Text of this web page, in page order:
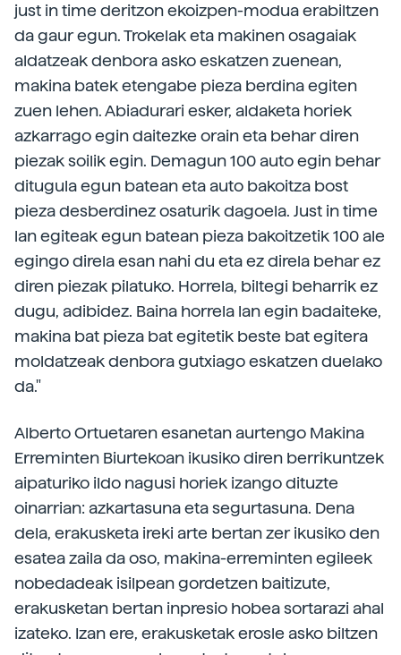
just in time deritzon ekoizpen-modua erabiltzen
da gaur egun. Trokelak eta makinen osagaiak
aldatzeak denbora asko eskatzen zuenean,
makina batek etengabe pieza berdina egiten
zuen lehen. Abiadurari esker, aldaketa horiek
azkarrago egin daitezke orain eta behar diren
piezak soilik egin. Demagun 100 auto egin behar
ditugula egun batean eta auto bakoitza bost
pieza desberdinez osaturik dagoela. Just in time
lan egiteak egun batean pieza bakoitzetik 100 ale
egingo direla esan nahi du eta ez direla behar ez
diren piezak pilatuko. Horrela, biltegi beharrik ez
dugu, adibidez. Baina horrela lan egin badaiteke,
makina bat pieza bat egitetik beste bat egitera
moldatzeak denbora gutxiago eskatzen duelako
da."
Alberto Ortuetaren esanetan aurtengo Makina
Erreminten Biurtekoan ikusiko diren berrikuntzek
aipaturiko ildo nagusi horiek izango dituzte
oinarrian: azkartasuna eta segurtasuna. Dena
dela, erakusketa ireki arte bertan zer ikusiko den
esatea zaila da oso, makina-erreminten egileek
nobedadeak isilpean gordetzen baitizute,
erakusketan bertan inpresio hobea sortarazi ahal
izateko. Izan ere, erakusketak erosle asko biltzen